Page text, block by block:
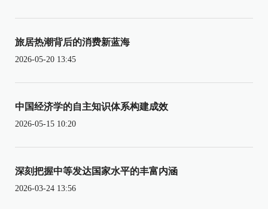
旅居热潮背后的消费新蓝海
2026-05-20 13:45
中国经济学的自主知识体系构建成效
2026-05-15 10:20
深刻把握中等发达国家水平的丰富内涵
2026-03-24 13:56